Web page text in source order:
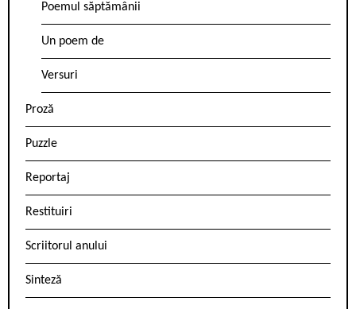
Poemul săptămânii
Un poem de
Versuri
Proză
Puzzle
Reportaj
Restituiri
Scriitorul anului
Sinteză